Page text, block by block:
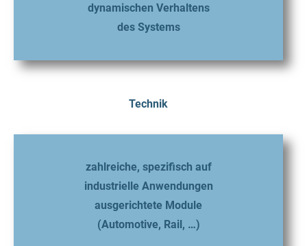
dynamischen Verhaltens
des Systems
Technik
zahlreiche, spezifisch auf
industrielle Anwendungen
ausgerichtete Module
(Automotive, Rail, …)